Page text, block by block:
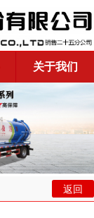
关于我们
返回